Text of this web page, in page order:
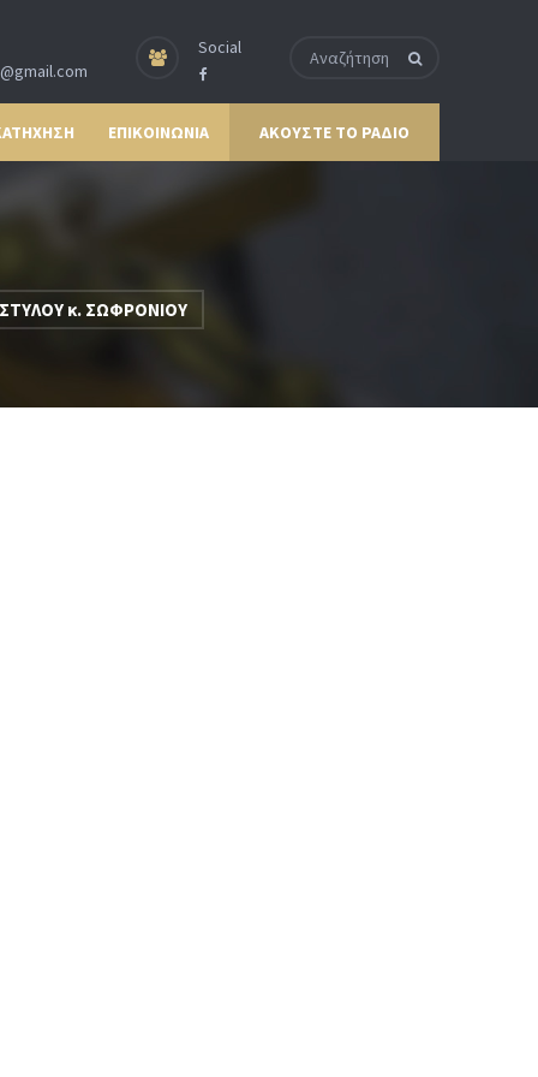
Social
ΕΠΙΚΟΙΝΩΝΙΑ ΑΚΟΥΣΤΕ ΤΟ ΡΑΔΙΟ
κ. ΣΩΦΡΟΝΙΟΥ